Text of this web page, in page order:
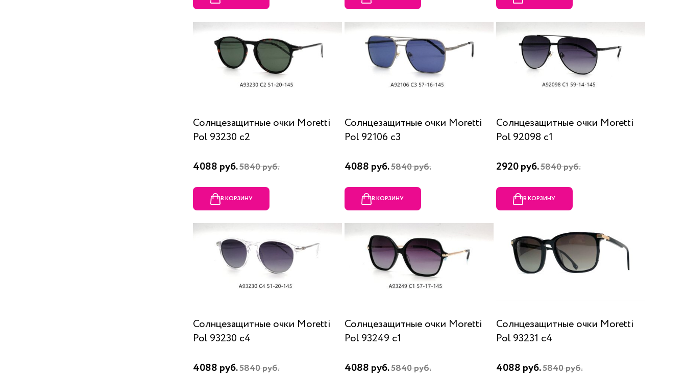
Солнцезащитные очки Moretti
Pol 93230 c2
4088 руб.5840 руб.
В КОРЗИНУ
Солнцезащитные очки Moretti
Pol 92106 c3
4088 руб.5840 руб.
В КОРЗИНУ
Солнцезащитные очки Moretti
Pol 92098 c1
2920 руб.5840 руб.
В КОРЗИНУ
Солнцезащитные очки Moretti
Pol 93230 c4
4088 руб.5840 руб.
Солнцезащитные очки Moretti
Pol 93249 c1
4088 руб.5840 руб.
Солнцезащитные очки Moretti
Pol 93231 c4
4088 руб.5840 руб.